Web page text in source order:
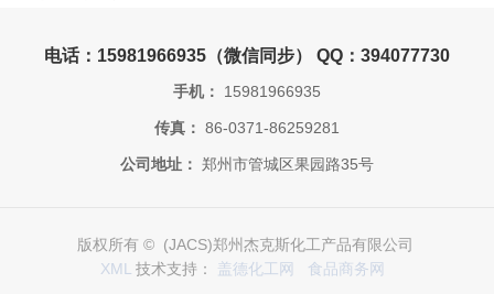
电话：15981966935（微信同步） QQ：394077730
手机： 15981966935
传真： 86-0371-86259281
公司地址： 郑州市管城区果园路35号
版权所有 © (JACS)郑州杰克斯化工产品有限公司
XML 技术支持： 盖德化工网 食品商务网